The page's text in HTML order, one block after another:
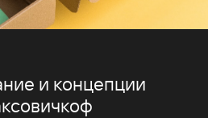
и концепции